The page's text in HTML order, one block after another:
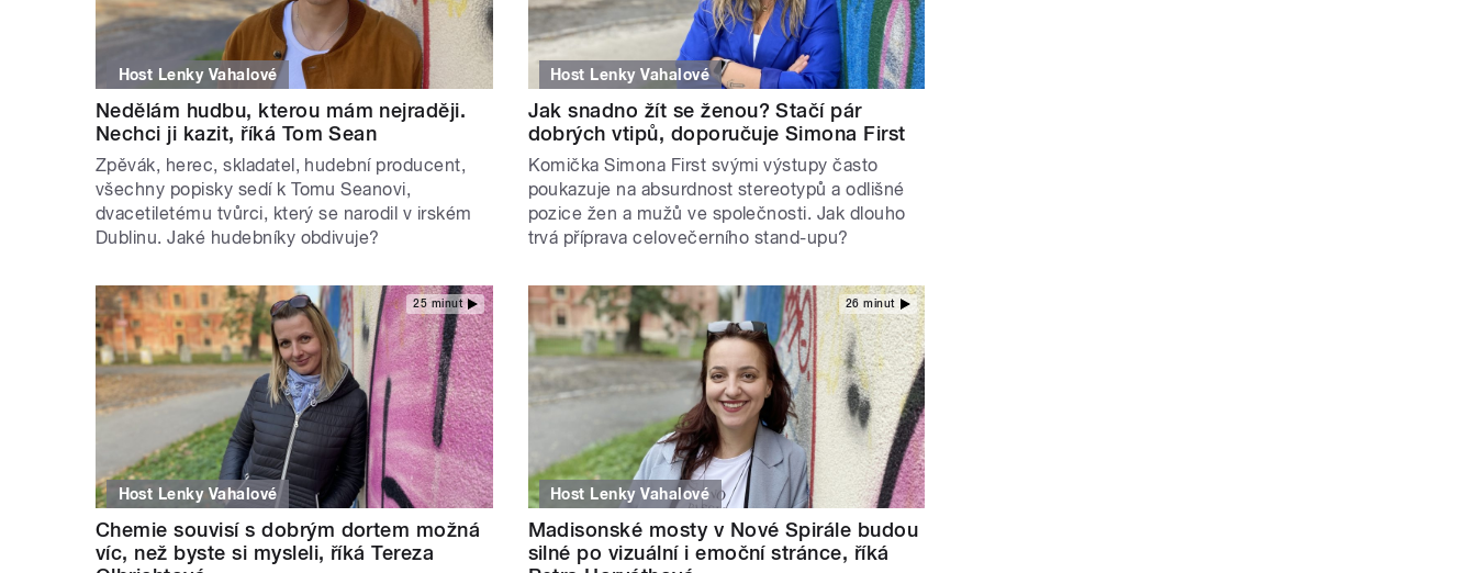
Host Lenky Vahalové
Nedělám hudbu, kterou mám nejraději.
Nechci ji kazit, říká Tom Sean
Zpěvák, herec, skladatel, hudební producent,
všechny popisky sedí k Tomu Seanovi,
dvacetiletému tvůrci, který se narodil v irském
Dublinu. Jaké hudebníky obdivuje?
Host Lenky Vahalové
Jak snadno žít se ženou? Stačí pár
dobrých vtipů, doporučuje Simona First
Komička Simona First svými výstupy často
poukazuje na absurdnost stereotypů a odlišné
pozice žen a mužů ve společnosti. Jak dlouho
trvá příprava celovečerního stand-upu?
25 minut
Host Lenky Vahalové
Chemie souvisí s dobrým dortem možná
víc, než byste si mysleli, říká Tereza
26 minut
Host Lenky Vahalové
Madisonské mosty v Nové Spirále budou
silné po vizuální i emoční stránce, říká